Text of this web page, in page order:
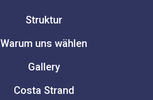
Struktur
Warum uns wählen
Gallery
Costa Strand